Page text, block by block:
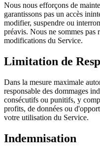
Nous nous efforçons de
garantissons pas un accès
modifier, suspendre ou
préavis. Nous ne sommes pas
modifications du Service.
Limitation de
Dans la mesure maximale
responsable des dommages
consécutifs ou punitifs, y
profits, de données ou
votre utilisation du Service.
Indemnisation